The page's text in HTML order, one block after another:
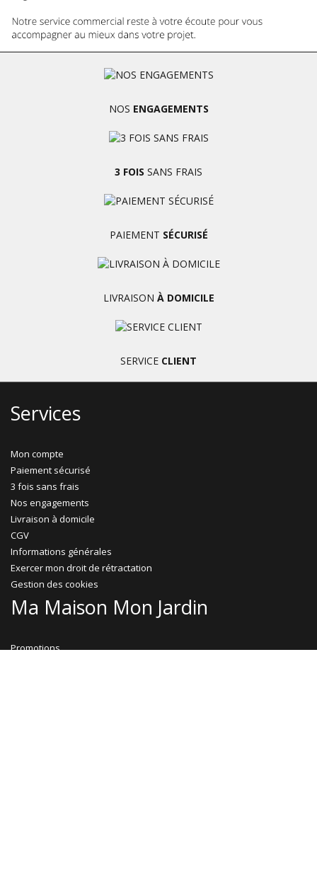
NOS ENGAGEMENTS
3 FOIS SANS FRAIS
PAIEMENT SÉCURISÉ
LIVRAISON À DOMICILE
SERVICE CLIENT
Services
Mon compte
Paiement sécurisé
3 fois sans frais
Nos engagements
Livraison à domicile
CGV
Informations générales
Exercer mon droit de rétractation
Gestion des cookies
Ma Maison Mon Jardin
Promotions